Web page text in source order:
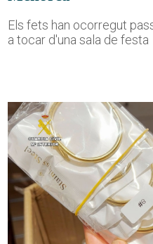
Els fets han ocorregut
a tocar d'una sala de festa